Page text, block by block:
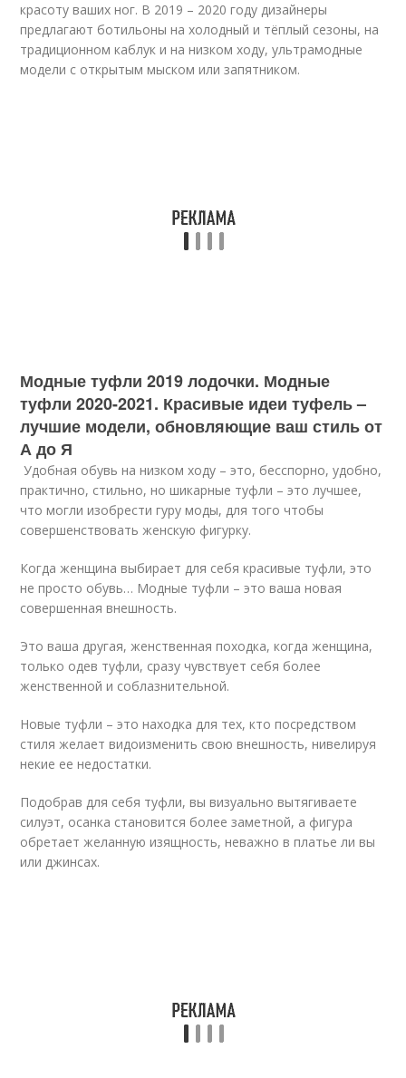
красоту ваших ног. В 2019 – 2020 году дизайнеры
предлагают ботильоны на холодный и тёплый сезоны, на
традиционном каблук и на низком ходу, ультрамодные
модели с открытым мыском или запятником.
Модные туфли 2019 лодочки. Модные
туфли 2020-2021. Красивые идеи туфель –
лучшие модели, обновляющие ваш стиль от
А до Я
Удобная обувь на низком ходу – это, бесспорно, удобно,
практично, стильно, но шикарные туфли – это лучшее,
что могли изобрести гуру моды, для того чтобы
совершенствовать женскую фигурку.
Когда женщина выбирает для себя красивые туфли, это
не просто обувь… Модные туфли – это ваша новая
совершенная внешность.
Это ваша другая, женственная походка, когда женщина,
только одев туфли, сразу чувствует себя более
женственной и соблазнительной.
Новые туфли – это находка для тех, кто посредством
стиля желает видоизменить свою внешность, нивелируя
некие ее недостатки.
Подобрав для себя туфли, вы визуально вытягиваете
силуэт, осанка становится более заметной, а фигура
обретает желанную изящность, неважно в платье ли вы
или джинсах.